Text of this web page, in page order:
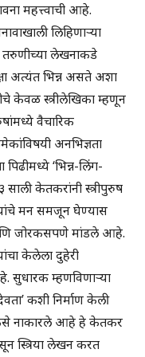
महत्त्वाची आहे.
लिहिणाऱ्या
तरुणीच्या लेखनाकडे
अत्यंत भिन्न असते अशा
केवळ स्त्रीलेखिका म्हणून
वैचारिक
अनभिज्ञता
‘भिन्न-लिंग-
केतकरांनी स्त्रीपुरुष
मन समजून घेण्यास
जोरकसपणे मांडले आहे.
केलेला दुहेरी
सुधारक म्हणविणाऱ्या
कशी निर्माण केली
नाकारले आहे हे केतकर
स्त्रिया लेखन करत